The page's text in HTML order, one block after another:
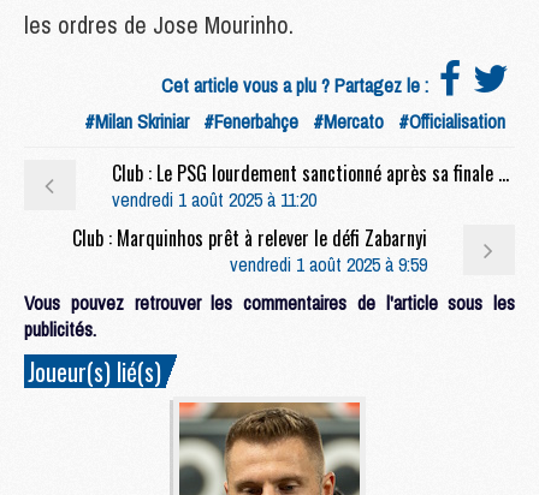
les ordres de Jose Mourinho.
Cet article vous a plu ? Partagez le :
#Milan Skriniar #Fenerbahçe #Mercato #Officialisation
Club : Le PSG lourdement sanctionné après sa finale face à l'Inter
vendredi 1 août 2025 à 11:20
Club : Marquinhos prêt à relever le défi Zabarnyi
vendredi 1 août 2025 à 9:59
Vous pouvez retrouver les commentaires de l'article sous les
publicités.
Joueur(s) lié(s)